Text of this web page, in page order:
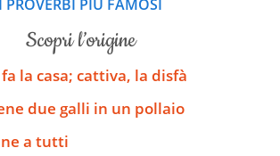
I PROVERBI PIÙ FAMOSI
scopri l’origine
la casa; cattiva, la disfà
due galli in un pollaio
a tutti